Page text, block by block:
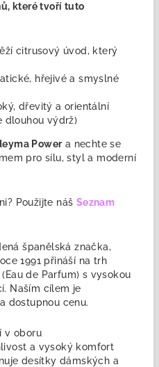
které tvoří tuto
citrusový úvod, který
hřejivé a smyslné
dřevitý a orientální
dlouhou výdrž)
Powera nechte se
pro sílu, styl a moderní
Použijte náš Seznam
španělská značka,
1991 přináší na trh
de Parfum) s vysokou
Naším cílem je
dostupnou cenu.
v oboru
a vysoký komfort
desítky dámských a